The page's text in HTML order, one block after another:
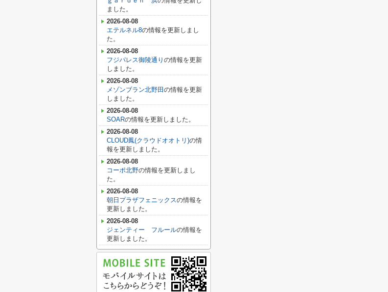
ました。
2026-08-08
エテルネル8の情報を更新しまし
た。
2026-08-08
フジパレス御陵通り の情報を更新
しました。
2026-08-08
メゾンブラン北野田 の情報を更新
しました。
2026-08-08
SOARの情報を更新しました。
2026-08-08
CLOUD鳳(クラウドオオトリ)の情
報を更新しました。
2026-08-08
コーポ北野の情報を更新しまし
た。
2026-08-08
朝日プラザフェニックスの情報を
更新しました。
2026-08-08
ジェンティー フルールの情報を
更新しました。